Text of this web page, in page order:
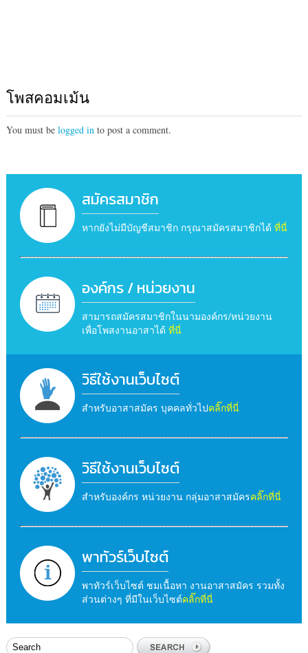
โพสคอมเม้น
You must be logged in to post a comment.
สมัครสมาชิก
หากยังไม่มีบัญชีสมาชิก กรุณาสมัครสมาชิกได้ ที่นี่
องค์กร / หน่วยงาน
สามารถสมัครสมาชิกในนามองค์กร/หน่วยงาน
เพื่อโพสงานอาสาได้ ที่นี่
วิธีใช้งานเว็บไซต์
สำหรับอาสาสมัคร บุคคลทั่วไปคลิ๊กที่นี่
วิธีใช้งานเว็บไซต์
สำหรับองค์กร หน่วยงาน กลุ่มอาสาสมัครคลิ๊กที่นี่
พาทัวร์เว็บไซต์
พาทัวร์เว็บไซต์ ชมเนื้อหา งานอาสาสมัคร รวมทั้ง
ส่วนต่างๆ ที่มีในเว็บไซต์คลิ๊กที่นี่